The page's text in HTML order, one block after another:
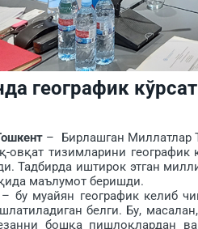
географик
– Бирлашган Миллатлар
овқат тизимларини
Тадбирда иштирок этган
маълумот беришди.
муайян географик келиб
белги. Бу,
бошқа пишлоқлардан